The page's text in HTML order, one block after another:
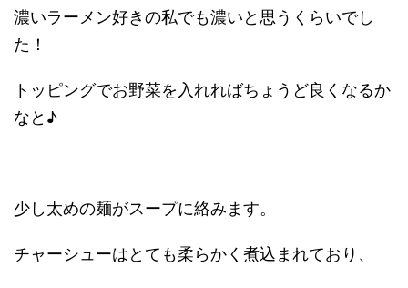
濃いラーメン好きの私でも濃いと思うくらいでし
た！
トッピングでお野菜を入れればちょうど良くなるか
なと♪
少し太めの麺がスープに絡みます。
チャーシューはとても柔らかく煮込まれており、